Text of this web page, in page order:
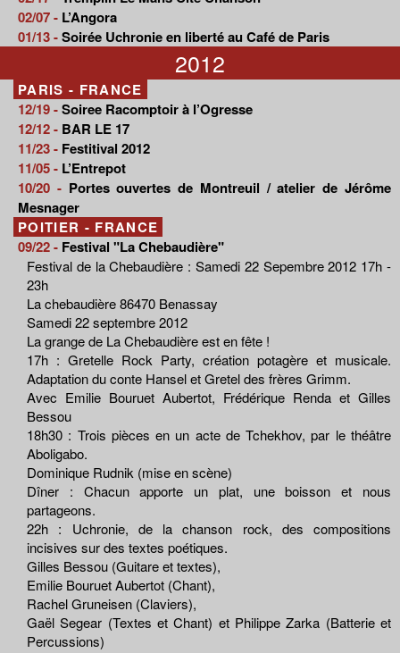
02/07 - L’Angora
01/13 -Soirée Uchronie en liberté au Café de Paris
2012
PARIS - FRANCE
12/19 -Soiree Racomptoir à l’Ogresse
12/12 - BAR LE 17
11/23 - Festitival 2012
11/05 - L’Entrepot
10/20 - Portes ouvertes de Montreuil / atelier de Jérôme
Mesnager
POITIER - FRANCE
09/22 - Festival "La Chebaudière"
Festival de la Chebaudière : Samedi 22 Sepembre 2012 17h -
23h
La chebaudière 86470 Benassay
Samedi 22 septembre 2012
La grange de La Chebaudière est en fête !
17h : Gretelle Rock Party, création potagère et musicale.
Adaptation du conte Hansel et Gretel des frères Grimm.
Avec Emilie Bouruet Aubertot, Frédérique Renda et Gilles
Bessou
18h30 : Trois pièces en un acte de Tchekhov, par le théâtre
Aboligabo.
Dominique Rudnik (mise en scène)
Dîner : Chacun apporte un plat, une boisson et nous
partageons.
22h : Uchronie, de la chanson rock, des compositions
incisives sur des textes poétiques.
Gilles Bessou (Guitare et textes),
Emilie Bouruet Aubertot (Chant),
Rachel Gruneisen (Claviers),
Gaël Segear (Textes et Chant) et Philippe Zarka (Batterie et
Percussions)